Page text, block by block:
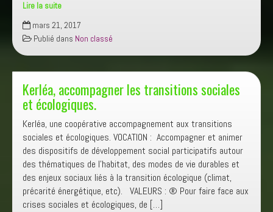
Lire la suite
Une
équipe
pluridisciplinaire…
mars 21, 2017
Publié dans Non classé
Kerléa, accompagner les transitions sociales
et écologiques.
Kerléa, une coopérative accompagnement aux transitions
sociales et écologiques. VOCATION : Accompagner et animer
des dispositifs de développement social participatifs autour
des thématiques de l’habitat, des modes de vie durables et
des enjeux sociaux liés à la transition écologique (climat,
précarité énergétique, etc). VALEURS : ® Pour faire face aux
crises sociales et écologiques, de […]